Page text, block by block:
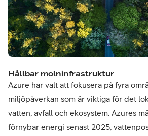
Hållbar molninfrastruktur
Azure har valt att fokusera på fyra
miljöpåverkan som är viktiga för det
vatten, avfall och ekosystem. Azures
förnybar energi senast 2025,